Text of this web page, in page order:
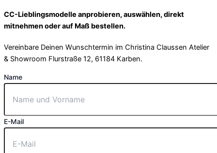
CC-Lieblingsmodelle anprobieren, auswählen, direkt
mitnehmen oder auf Maß bestellen.
Vereinbare Deinen Wunschtermin im Christina Claussen Atelier
& Showroom Flurstraße 12, 61184 Karben.
Name
E-Mail